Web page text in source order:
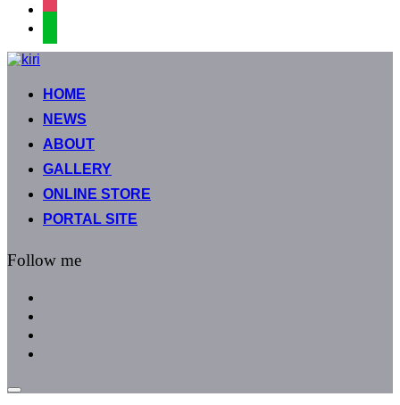
コ
HOME
NEWS
ABOUT
GALLERY
ONLINE STORE
PORTAL SITE
Follow me
サ